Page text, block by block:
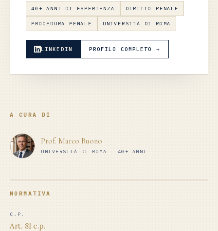
40+ ANNI DI ESPERIENZA DIRITTO PENALE
PROCEDURA PENALE UNIVERSITÀ DI ROMA
LINKEDIN PROFILO COMPLETO →
A CURA DI
Prof. Marco Buono
UNIVERSITÀ DI ROMA · 40+ ANNI
NORMATIVA
C.P.
Art. 81 c.p.